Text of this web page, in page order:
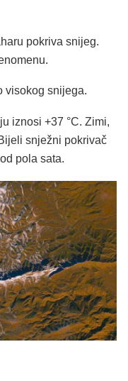
pokriva snijeg.
visokog snijega.
iznosi +37 °C. Zimi,
snježni pokrivač
pola sata.